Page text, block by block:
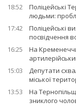
18:52
Поліцейські
людьми:
17:42
Поліцейські
посвідчення
16:25
На
15:03
Депутати
міської
13:53
На
зниклого